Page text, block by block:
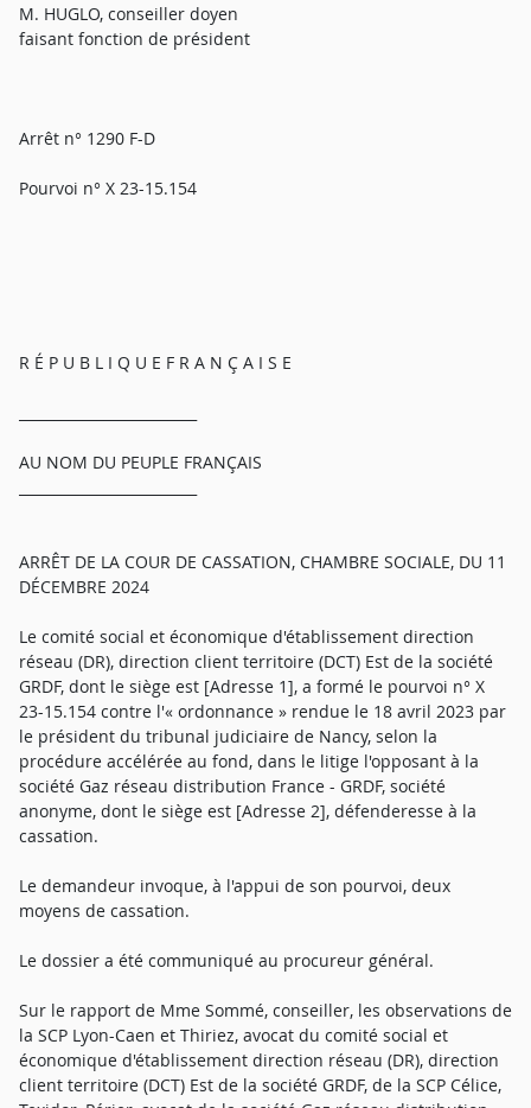
M. HUGLO, conseiller doyen
faisant fonction de président
Arrêt n° 1290 F-D
Pourvoi n° X 23-15.154
R É P U B L I Q U E F R A N Ç A I S E
AU NOM DU PEUPLE FRANÇAIS
ARRÊT DE LA COUR DE CASSATION, CHAMBRE SOCIALE, DU 11
DÉCEMBRE 2024
Le comité social et économique d'établissement direction
réseau (DR), direction client territoire (DCT) Est de la société
GRDF, dont le siège est [Adresse 1], a formé le pourvoi n° X
23-15.154 contre l'« ordonnance » rendue le 18 avril 2023 par
le président du tribunal judiciaire de Nancy, selon la
procédure accélérée au fond, dans le litige l'opposant à la
société Gaz réseau distribution France - GRDF, société
anonyme, dont le siège est [Adresse 2], défenderesse à la
cassation.
Le demandeur invoque, à l'appui de son pourvoi, deux
moyens de cassation.
Le dossier a été communiqué au procureur général.
Sur le rapport de Mme Sommé, conseiller, les observations de
la SCP Lyon-Caen et Thiriez, avocat du comité social et
économique d'établissement direction réseau (DR), direction
client territoire (DCT) Est de la société GRDF, de la SCP Célice,